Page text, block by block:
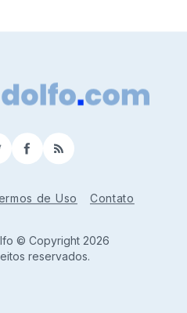
Facebook
RSS
de Uso Contato
© Copyright 2026
reservados.